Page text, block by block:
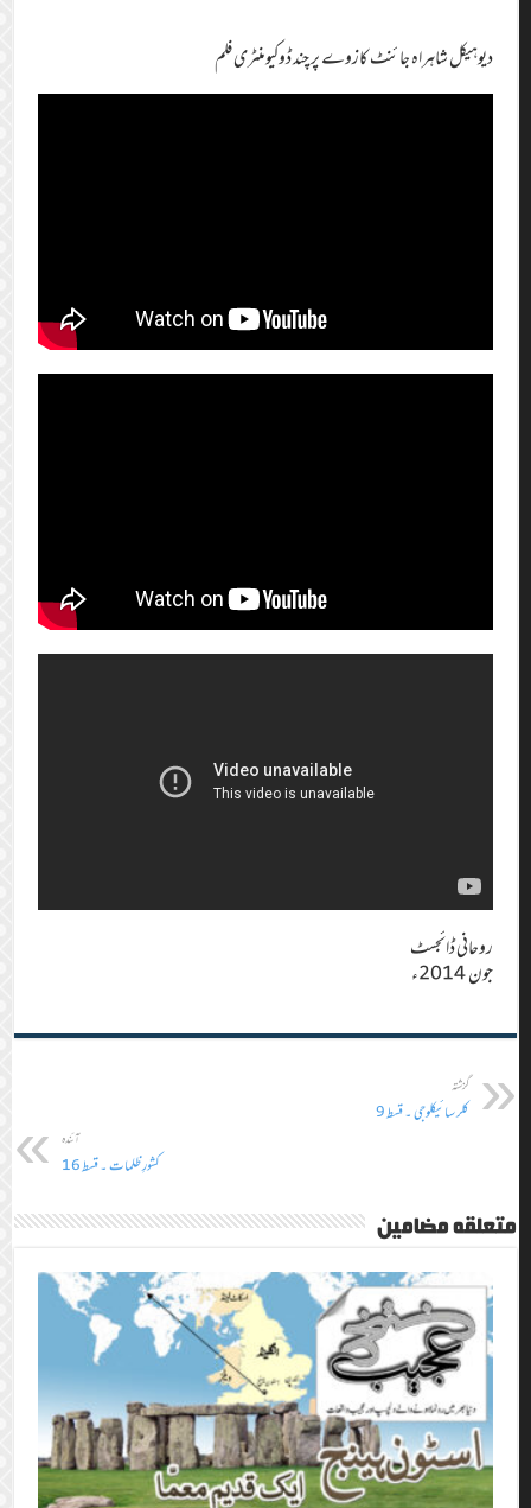
دیوہیکل شاہراہ جائنٹ کازوے پر چند ڈوکیومنٹری فلم
روحانی ڈائجسٹ
جون 2014ء
گزشتہ
کلر سائیکلوجی ۔ قسط 9
آئندہ
کشورِ ظلمات ۔ قسط 16
متعلقہ مضامین